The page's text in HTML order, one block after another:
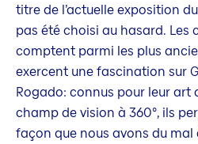
titre de l’actuelle exposition du
pas été choisi au hasard. Les
comptent parmi les plus
exercent une fascination sur
Rogado: connus pour leur art
champ de vision à 360°, ils
façon que nous avons du mal